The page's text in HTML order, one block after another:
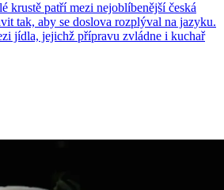
krustě patří mezi nejoblíbenější česká
tak, aby se doslova rozplýval na jazyku.
jídla, jejichž přípravu zvládne i kuchař